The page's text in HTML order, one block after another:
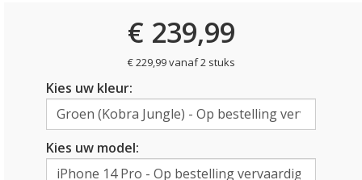
€ 239,99
€ 229,99 vanaf 2 stuks
Kies uw kleur:
Kies uw model: